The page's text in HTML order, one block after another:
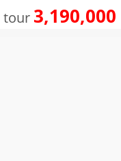
tour 3,190,000